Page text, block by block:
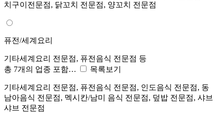
치구이전문점, 닭꼬치 전문점, 양꼬치 전문점
퓨전/세계요리
기타세계요리 전문점, 퓨전음식 전문점 등
총 7개의 업종 포함…
목록보기
기타세계요리 전문점, 퓨전음식 전문점, 인도음식 전문점, 동
남아음식 전문점, 멕시칸/남미 음식 전문점, 덮밥 전문점, 샤브
샤브 전문점